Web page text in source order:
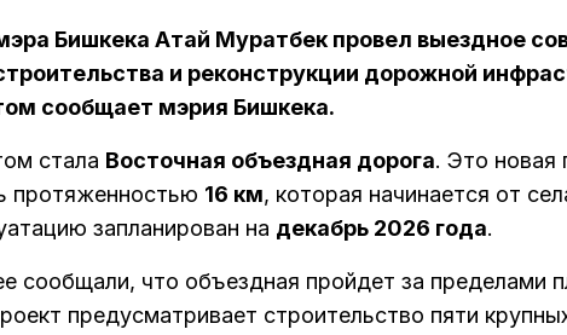
Бишкека Атай Муратбек провел выездное
и реконструкции дорожной
сообщает мэрия Бишкека.
стала Восточная объездная дорога. Это новая
протяженностью 16 км, которая начинается от
запланирован на декабрь 2026 года.
сообщали, что объездная пройдет за пределами
предусматривает строительство пяти